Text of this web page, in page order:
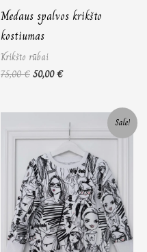
Medaus spalvos krikšto
kostiumas
Krikšto rūbai
75,00€50,00€
Sale!
14,00 €
through
15,00 €